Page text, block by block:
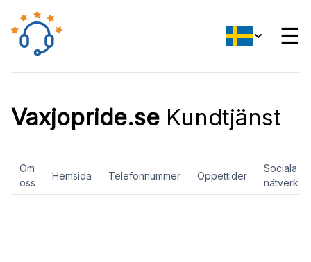
☰
Vaxjopride.se Kundtjänst
Om
oss
Hemsida Telefonnummer Öppettider
Sociala
nätverk